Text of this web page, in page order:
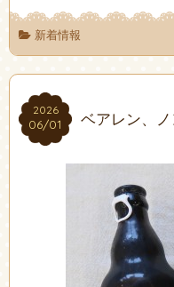
新着情報
2026
06/01
2026
06/01 ベアレン、